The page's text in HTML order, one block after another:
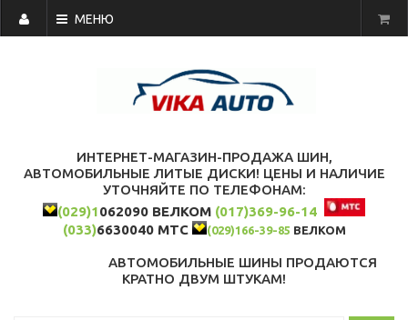
МЕНЮ
ИНТЕРНЕТ-МАГАЗИН-ПРОДАЖА ШИН,
АВТОМОБИЛЬНЫЕ ЛИТЫЕ ДИСКИ! ЦЕНЫ И НАЛИЧИЕ
УТОЧНЯЙТЕ ПО ТЕЛЕФОНАМ:
(029)1062090 ВЕЛКОМ (017)369-96-14
(033)6630040 МТС (029)166-39-85 ВЕЛКОМ
АВТОМОБИЛЬНЫЕ ШИНЫ ПРОДАЮТСЯ
КРАТНО ДВУМ ШТУКАМ!